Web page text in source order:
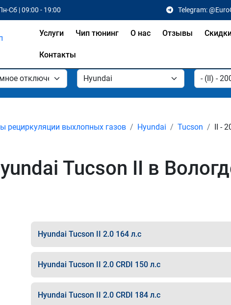
Сб | 09:00 - 19:00 Telegram:
Услуги Чип тюнинг О нас Отзывы
Контакты
рециркуляции выхлопных газов Hyundai Tucson II -
Tucson II в
Hyundai Tucson II 2.0 164 л.с
Hyundai Tucson II 2.0 CRDI 150 л.с
Hyundai Tucson II 2.0 CRDI 184 л.с